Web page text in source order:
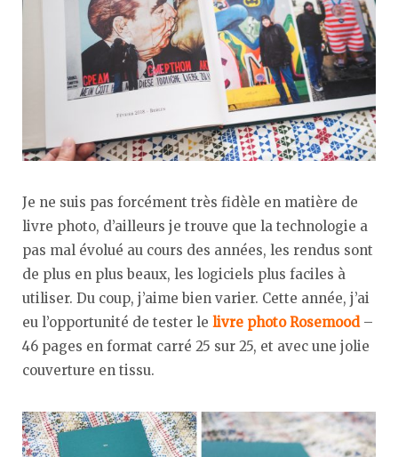
Je ne suis pas forcément très fidèle en matière de
livre photo, d’ailleurs je trouve que la technologie a
pas mal évolué au cours des années, les rendus sont
de plus en plus beaux, les logiciels plus faciles à
utiliser. Du coup, j’aime bien varier. Cette année, j’ai
eu l’opportunité de tester le livre photo Rosemood–
46 pages en format carré 25 sur 25, et avec une jolie
couverture en tissu.